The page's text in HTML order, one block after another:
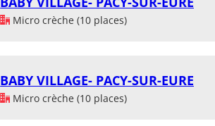
Micro crèche (10 places)
BABY VILLAGE- PACY-SUR-EURE
Micro crèche (10 places)